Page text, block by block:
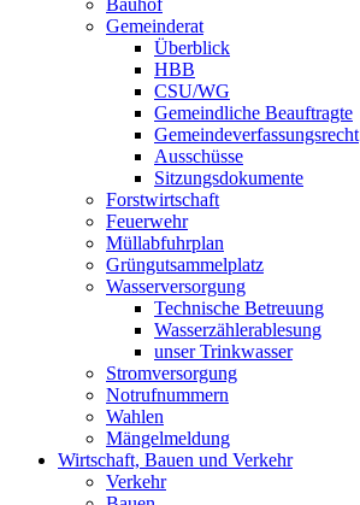
Bauhof
Gemeinderat
Überblick
HBB
CSU/WG
Gemeindliche Beauftragte
Gemeindeverfassungsrecht
Ausschüsse
Sitzungsdokumente
Forstwirtschaft
Feuerwehr
Müllabfuhrplan
Grüngutsammelplatz
Wasserversorgung
Technische Betreuung
Wasserzählerablesung
unser Trinkwasser
Stromversorgung
Notrufnummern
Wahlen
Mängelmeldung
Wirtschaft, Bauen und Verkehr
Verkehr